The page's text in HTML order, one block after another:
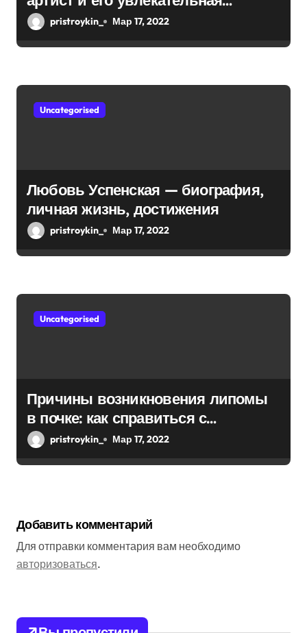
я
м
биография — выдающиеся
pristroykin_ Мар 17, 2022
Uncategorised
Любовь Успенская — биография,
личная жизнь, достижения
pristroykin_ Мар 17, 2022
Uncategorised
Причины возникновения липомы
в почке: как справиться с
болезнью
pristroykin_ Мар 17, 2022
Добавить комментарий
Для отправки комментария вам необходимо
авторизоваться.